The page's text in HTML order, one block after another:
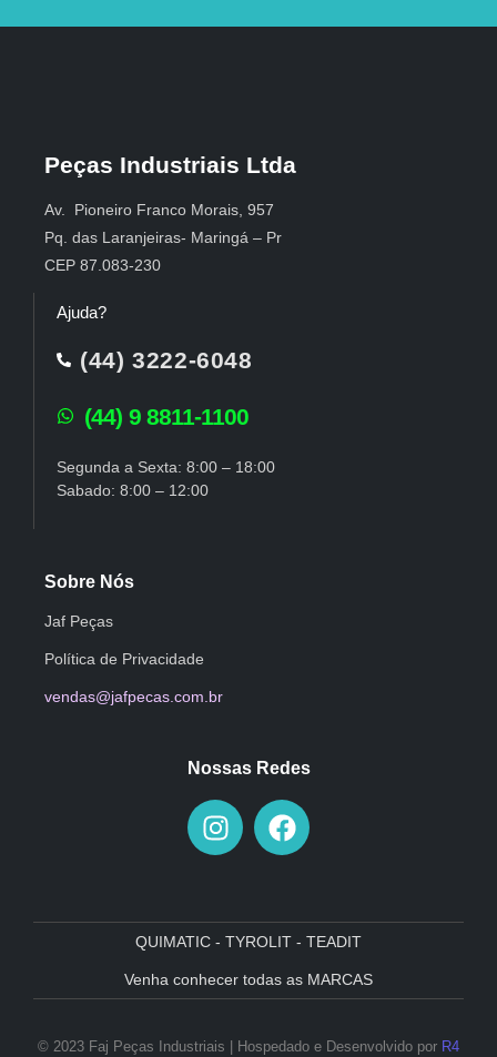
Peças Industriais Ltda
Av. Pioneiro Franco Morais, 957
Pq. das Laranjeiras- Maringá – Pr
CEP 87.083-230
Ajuda?
(44) 3222-6048
(44) 9 8811-1100
Segunda a Sexta: 8:00 – 18:00
Sabado: 8:00 – 12:00
Sobre Nós
Jaf Peças
Política de Privacidade
vendas@jafpecas.com.br
Nossas Redes
QUIMATIC - TYROLIT - TEADIT
Venha conhecer todas as MARCAS
© 2023 Faj Peças Industriais | Hospedado e Desenvolvido por R4